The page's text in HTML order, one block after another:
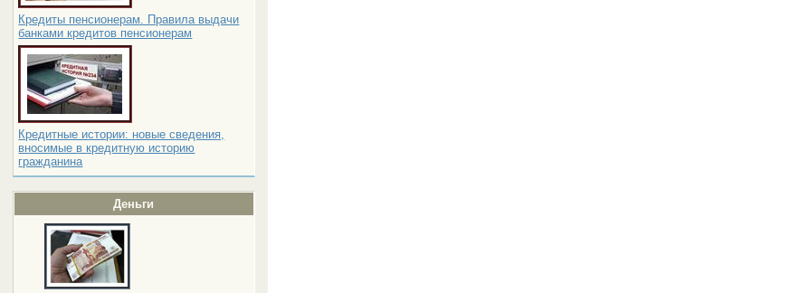
Кредиты пенсионерам. Правила выдачи
банками кредитов пенсионерам
Кредитные истории: новые сведения,
вносимые в кредитную историю
гражданина
Деньги